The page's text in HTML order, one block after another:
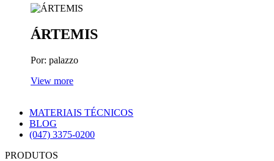
ÁRTEMIS
Por: palazzo
View more
MATERIAIS TÉCNICOS
BLOG
(047) 3375-0200
PRODUTOS